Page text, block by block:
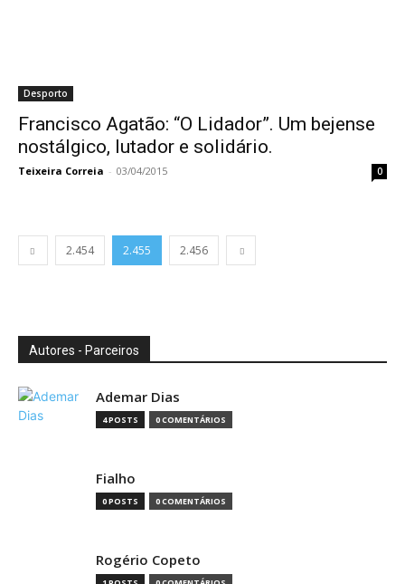
Desporto
Francisco Agatão: “O Lidador”. Um bejense
nostálgico, lutador e solidário.
Teixeira Correia - 03/04/2015 0
2.454 2.455 2.456
Autores - Parceiros
Ademar Dias
4 POSTS 0 COMENTÁRIOS
Fialho
0 POSTS 0 COMENTÁRIOS
Rogério Copeto